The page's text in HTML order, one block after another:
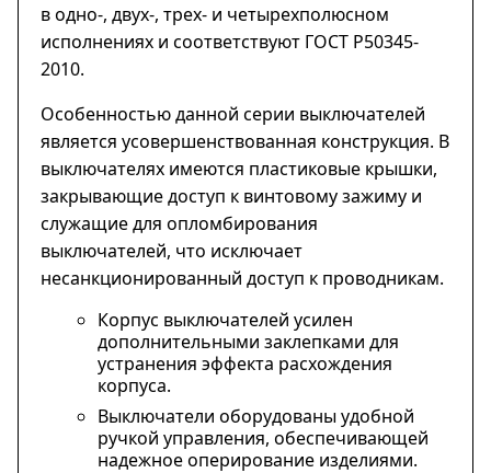
в одно-, двух-, трех- и четырехполюсном
исполнениях и соответствуют ГОСТ Р50345-
2010.
Особенностью данной серии выключателей
является усовершенствованная конструкция. В
выключателях имеются пластиковые крышки,
закрывающие доступ к винтовому зажиму и
служащие для опломбирования
выключателей, что исключает
несанкционированный доступ к проводникам.
Корпус выключателей усилен
дополнительными заклепками для
устранения эффекта расхождения
корпуса.
Выключатели оборудованы удобной
ручкой управления, обеспечивающей
надежное оперирование изделиями.